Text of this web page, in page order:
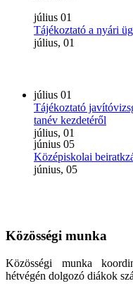
július 01
Tájékoztató a nyári
július, 01
július 01
Tájékoztató
tanév kezdetéről
július, 01
június 05
Középiskolai
június, 05
Közösségi munka
Közösségi munka
hétvégén dolgozó diákok